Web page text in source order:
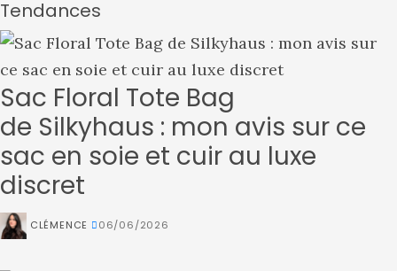
Tendances
Sac Floral Tote Bag
de Silkyhaus : mon avis sur ce
sac en soie et cuir au luxe
discret
CLÉMENCE 06/06/2026